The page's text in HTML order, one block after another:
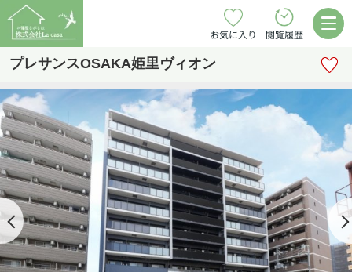
お気に入り 閲覧履歴
プレサンスOSAKA姫里ヴィオン